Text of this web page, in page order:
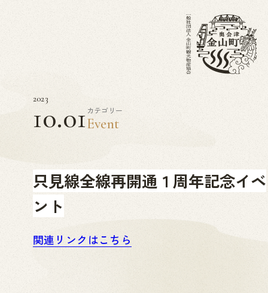
2023
10.01 カテゴリー
Event
只見線全線再開通１周年記念イベ
ント
関連リンクはこちら